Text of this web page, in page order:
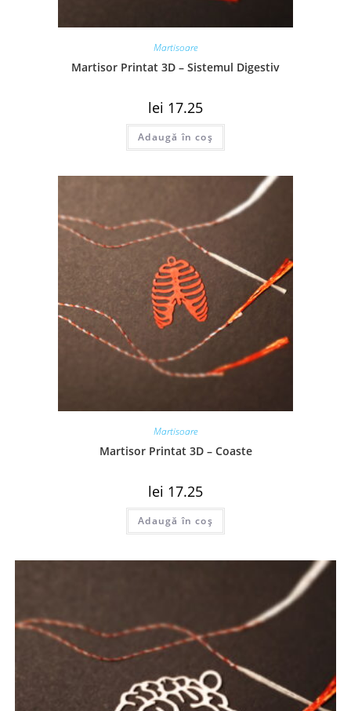
Martisoare
Martisor Printat 3D – Sistemul Digestiv
lei 17.25
Adaugă în coș
Martisoare
Martisor Printat 3D – Coaste
lei 17.25
Adaugă în coș